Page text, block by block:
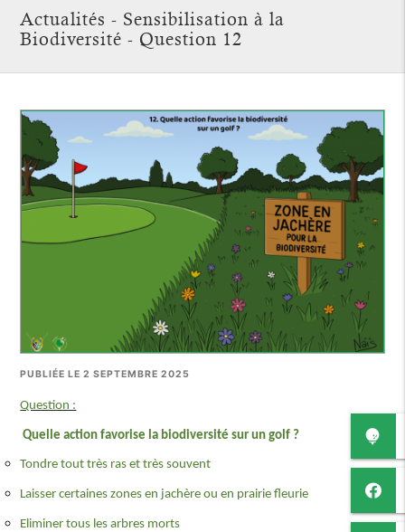
Actualités - Sensibilisation à la
Biodiversité - Question 12
PUBLIÉE LE 2 SEPTEMBRE 2025
Question :
Quelle action favorise la biodiversité sur un golf ?
Tondre tout très ras et très souvent
Laisser certaines zones en jachère ou en prairie fleurie
Eliminer tous les arbres morts